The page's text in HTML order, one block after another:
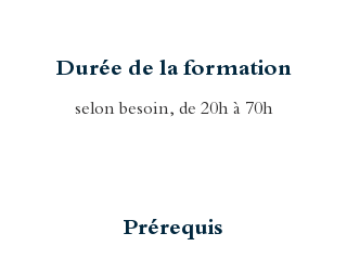
Durée de la formation
selon besoin, de 20h à 70h
Prérequis